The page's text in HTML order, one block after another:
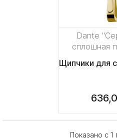
Dante
сплошная
Щипчики для
Показано с 1